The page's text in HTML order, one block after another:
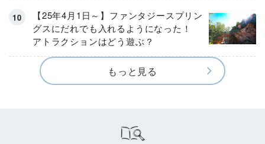
【25年4月1日～】ファンタジースプリン
グスにだれでも入れるようになった！
アトラクションはどう遊ぶ？
もっと見る